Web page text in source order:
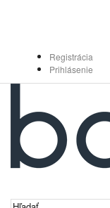
Registrácia
Prihlásenie